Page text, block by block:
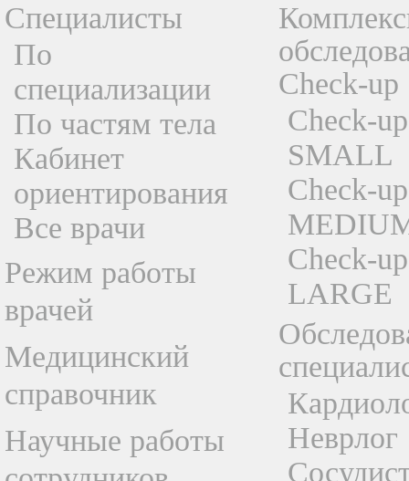
Специалисты
По
специализации
По частям тела
Кабинет
ориентирования
Все врачи
Режим работы
врачей
Медицинский
справочник
Научные работы
Check-up
Check-up
SMALL
Check-up
Check-up
LARGE
Неврлог